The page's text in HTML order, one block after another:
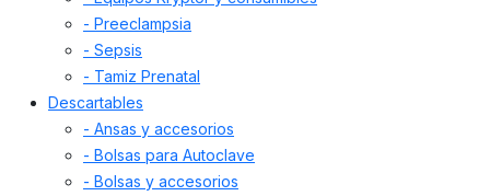
- Preeclampsia
- Sepsis
- Tamiz Prenatal
Descartables
- Ansas y accesorios
- Bolsas para Autoclave
- Bolsas y accesorios